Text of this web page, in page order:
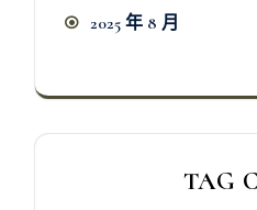
2025 年 8 月
TAG